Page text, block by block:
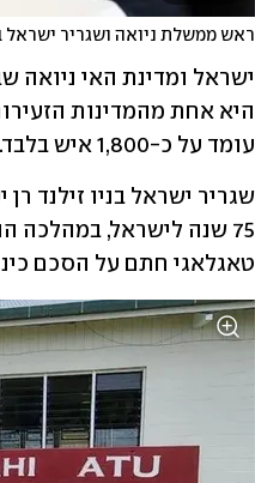
ראש ממשלת ניואה ושגריר ישראל
עומד על כ-1,800 איש בלבד.
טאגלאגי חתם על הסכם